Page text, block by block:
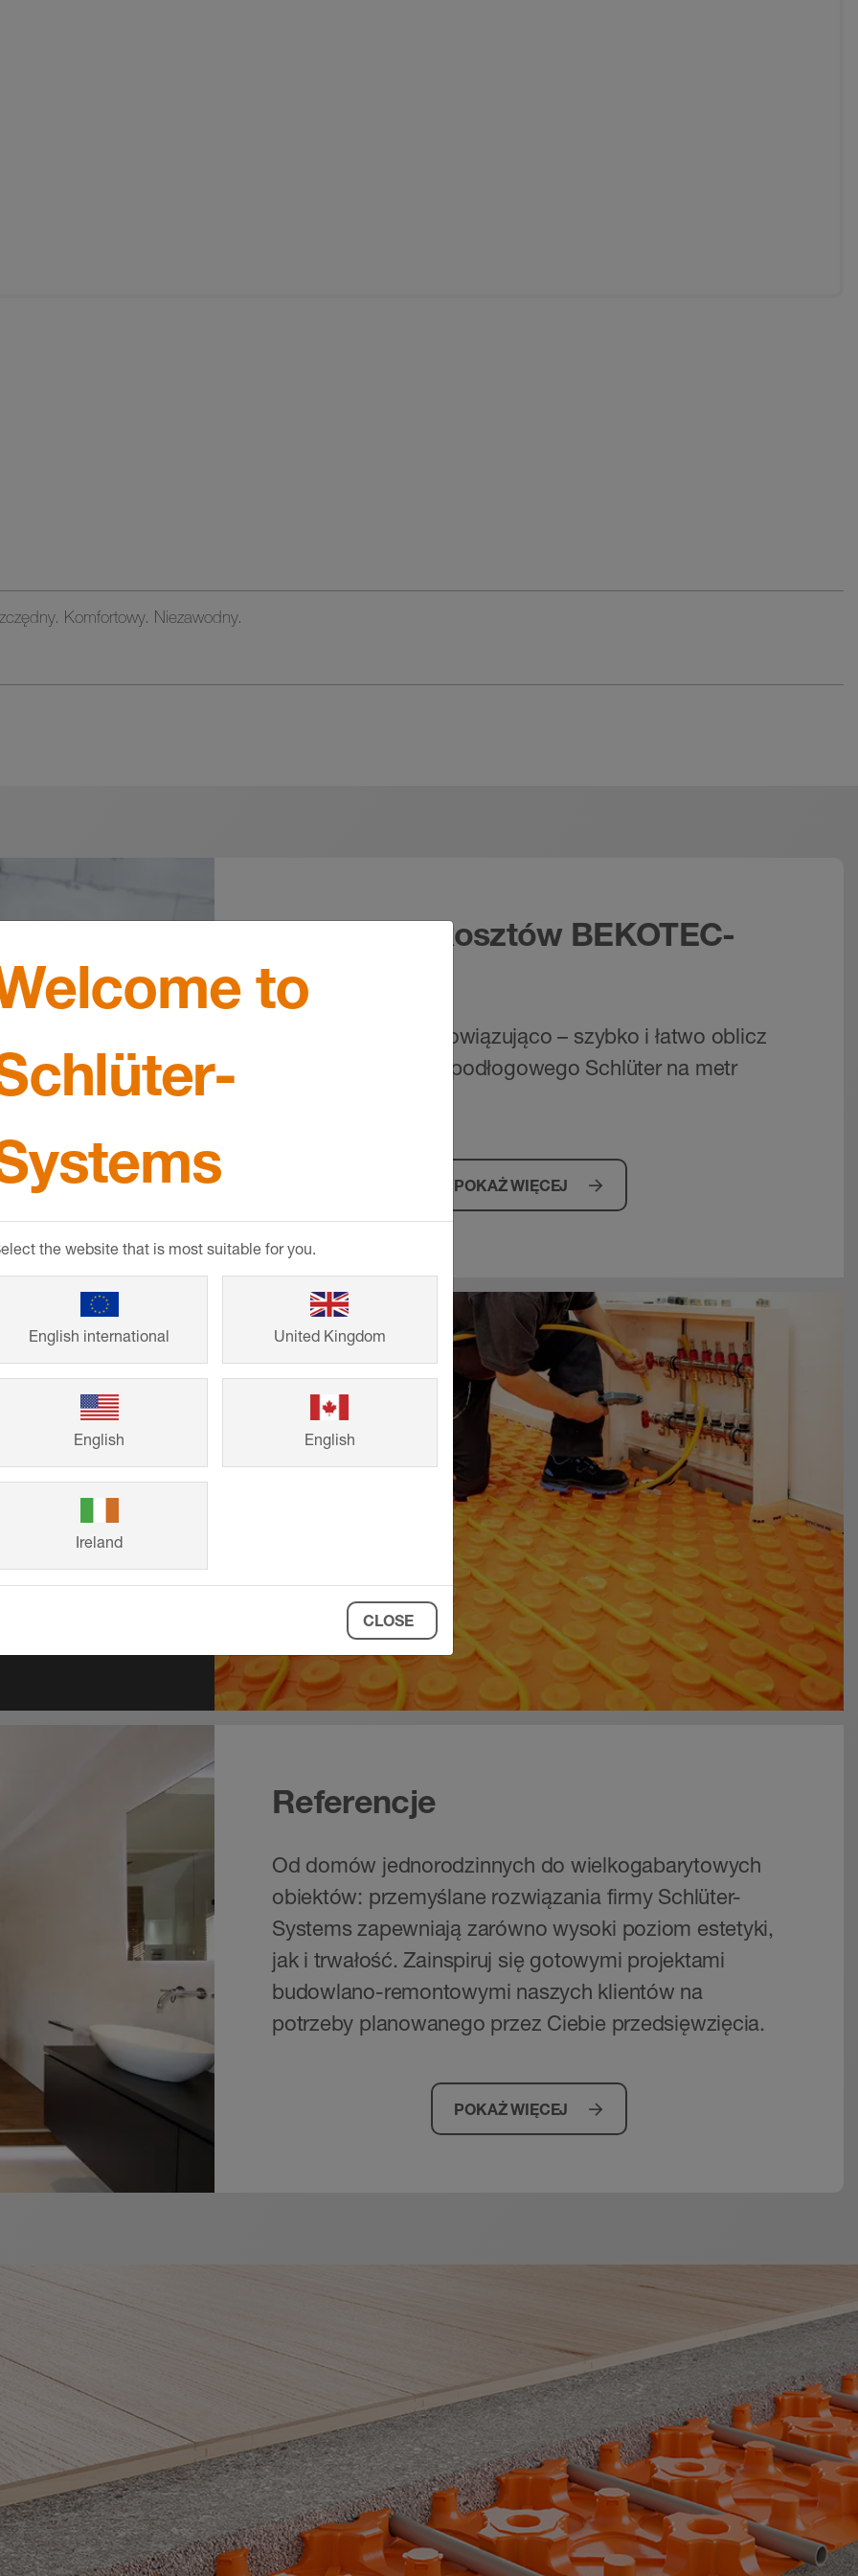
Komfortowy. Niezawodny.
Kalkulator kosztów BEKOTEC-
THERM
Bezpłatnie i niezobowiązująco – szybko i łatwo oblicz
koszty ogrzewania podłogowego Schlüter na metr
POKAŻ WIĘCEJ
na
Referencje
Od domów jednorodzinnych do wielkogabarytowych
obiektów: przemyślane rozwiązania firmy Schlüter-
Systems zapewniają zarówno wysoki poziom estetyki,
jak i trwałość. Zainspiruj się gotowymi projektami
budowlano-remontowymi naszych klientów na
potrzeby planowanego przez Ciebie przedsięwzięcia.
POKAŻ WIĘCEJ
to
the website that is most suitable for you.
English international United Kingdom
English English
Ireland
CLOSE